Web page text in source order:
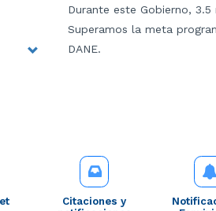
Durante este Gobierno,
Superamos la meta
DANE.
Citaciones y